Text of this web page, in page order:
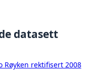
datasett
Røyken rektifisert 2008